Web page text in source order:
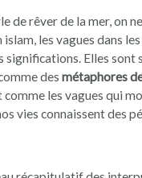
de rêver de la mer, on
islam, les vagues dans
significations. Elles sont
des métaphores
comme les vagues qui
vies connaissent des